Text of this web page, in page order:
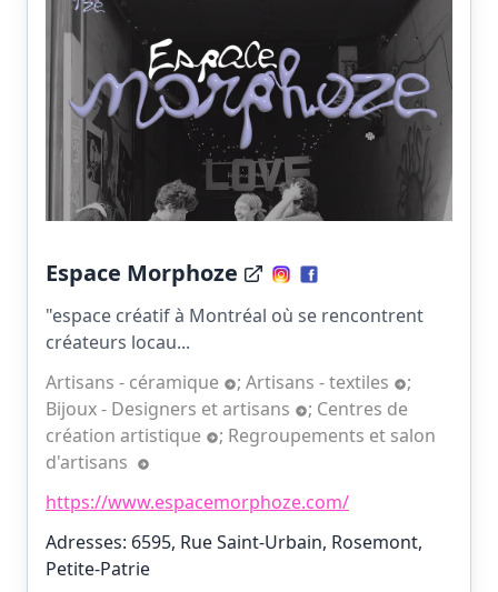
Espace Morphoze
"espace créatif à Montréal où se rencontrent
créateurs locau...
Artisans - céramique
; Artisans - textiles
;
Bijoux - Designers et artisans
; Centres de
création artistique
; Regroupements et salon
d'artisans
https://www.espacemorphoze.com/
Adresses: 6595, Rue Saint-Urbain, Rosemont,
Petite-Patrie